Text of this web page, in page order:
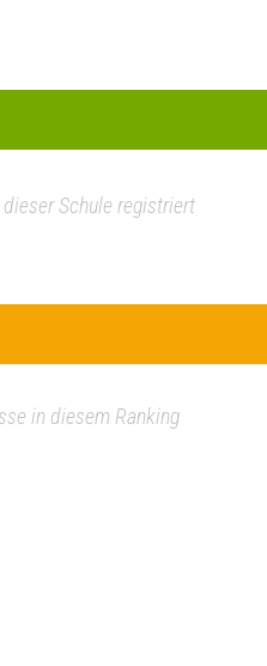
Schule registriert
in diesem Ranking